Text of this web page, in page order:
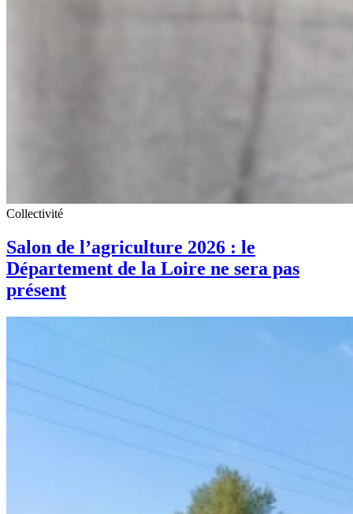
Collectivité
Salon de l’agriculture 2026 : le
Département de la Loire ne sera pas
présent